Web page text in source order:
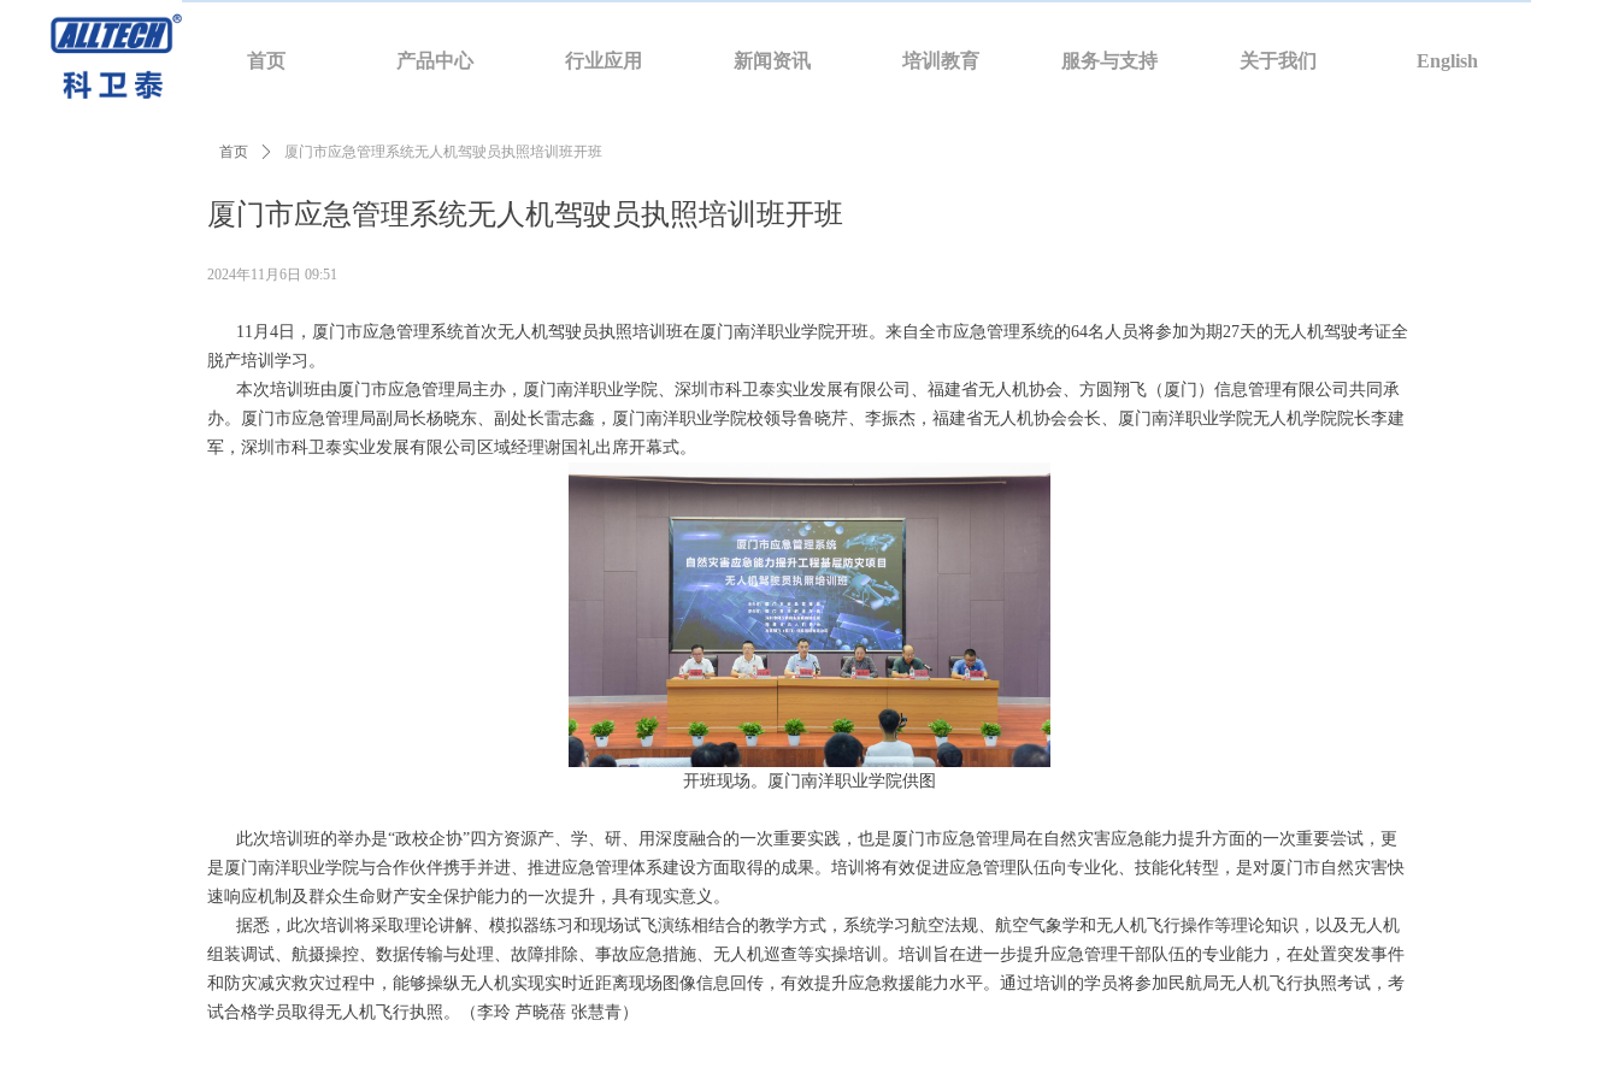
首页 产品中心 行业应用 新闻资讯 培训教育 服务与支持 关于我们 English
厦门市应急管理系统无人机驾驶员执照培训班开班
首页 ꄲ 厦门市应急管理系统无人机驾驶员执照培训班开班
11月4日，厦门市应急管理系统首次无人机驾驶员执照培训班在厦门南洋职业学院开班。来自全市应急管理系统的64名人员将参加为期27天的无人机驾驶考证全
脱产培训学习。
本次培训班由厦门市应急管理局主办，厦门南洋职业学院、深圳市科卫泰实业发展有限公司、福建省无人机协会、方圆翔飞（厦门）信息管理有限公司共同承
办。厦门市应急管理局副局长杨晓东、副处长雷志鑫，厦门南洋职业学院校领导鲁晓芹、李振杰，福建省无人机协会会长、厦门南洋职业学院无人机学院院长李建
军，深圳市科卫泰实业发展有限公司区域经理谢国礼出席开幕式。
开班现场。厦门南洋职业学院供图
此次培训班的举办是“政校企协”四方资源产、学、研、用深度融合的一次重要实践，也是厦门市应急管理局在自然灾害应急能力提升方面的一次重要尝试，更
是厦门南洋职业学院与合作伙伴携手并进、推进应急管理体系建设方面取得的成果。培训将有效促进应急管理队伍向专业化、技能化转型，是对厦门市自然灾害快
速响应机制及群众生命财产安全保护能力的一次提升，具有现实意义。
据悉，此次培训将采取理论讲解、模拟器练习和现场试飞演练相结合的教学方式，系统学习航空法规、航空气象学和无人机飞行操作等理论知识，以及无人机
组装调试、航摄操控、数据传输与处理、故障排除、事故应急措施、无人机巡查等实操培训。培训旨在进一步提升应急管理干部队伍的专业能力，在处置突发事件
和防灾减灾救灾过程中，能够操纵无人机实现实时近距离现场图像信息回传，有效提升应急救援能力水平。通过培训的学员将参加民航局无人机飞行执照考试，考
试合格学员取得无人机飞行执照。（李玲 芦晓蓓 张慧青）
2024年11月6日 09:51